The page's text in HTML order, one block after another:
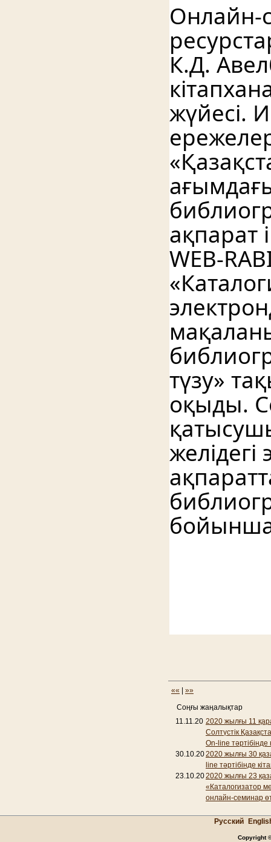
Онлайн-
К.Д.
жүйесі.
ақпарат
WEB-
түзу»
оқыды.
««
»»
Соңғы жаңалықтар
11.11.20 2020 жылғы 11
Солтүстік
On-line тәртібінде
30.10.202020 жылғы 30
line тәртібінде
23.10.202020 жылғы 23
«Каталогизатор
онлайн-семинар
Русский
Copyright